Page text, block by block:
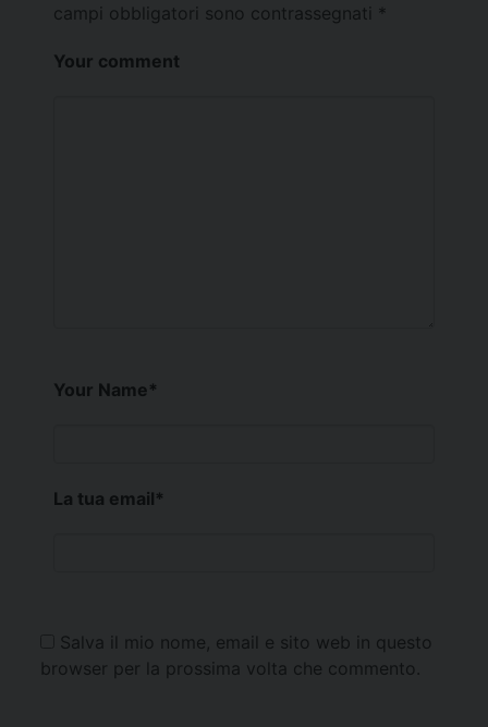
campi obbligatori sono contrassegnati *
Your comment
Your Name*
La tua email*
Salva il mio nome, email e sito web in questo
browser per la prossima volta che commento.